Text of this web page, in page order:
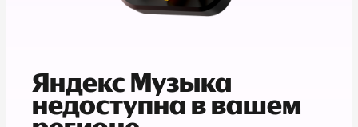
Яндекс Музыка
недоступна в вашем